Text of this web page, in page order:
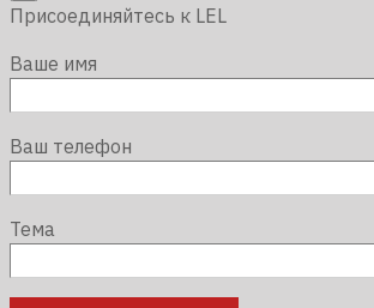
Присоединяйтесь к LEL
Ваше имя
Ваш телефон
Тема